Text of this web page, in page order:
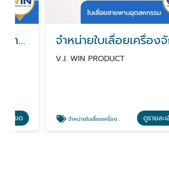
จำหน่ายใบเลื่อยเครื่องจักรอุตสาหกรรม
V.J. WIN PRODUCT
จำหน่ายใบเลื่อยเครื่องจักรอุตสาหกรรม ดูรายละเอียด